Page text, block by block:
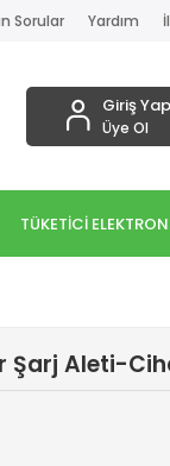
Sorular Yardım
Giriş Yap
Üye Ol
TÜKETİCİ
Şarj Aleti-